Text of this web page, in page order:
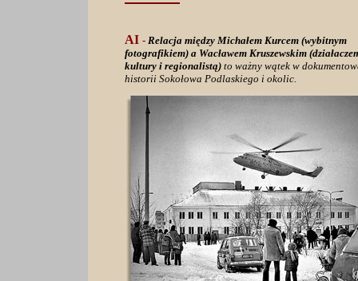
AI - Relacja między Michałem Kurcem (wybitnym
fotografikiem) a Wacławem Kruszewskim
kultury i regionalistą) to ważny wątek w
historii Sokołowa Podlaskiego i okolic.